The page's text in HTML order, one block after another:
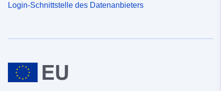
Login-Schnittstelle des Datenanbieters